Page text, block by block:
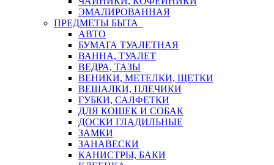
ЭМАЛИРОВАННАЯ
ПРЕДМЕТЫ БЫТА
АВТО
БУМАГА ТУАЛЕТНАЯ
ВАННА, ТУАЛЕТ
ВЕДРА, ТАЗЫ
ВЕНИКИ, МЕТЕЛКИ, ЩЕТКИ
ВЕШАЛКИ, ПЛЕЧИКИ
ГУБКИ, САЛФЕТКИ
ДЛЯ КОШЕК И СОБАК
ДОСКИ ГЛАДИЛЬНЫЕ
ЗАМКИ
ЗАНАВЕСКИ
КАНИСТРЫ, БАКИ